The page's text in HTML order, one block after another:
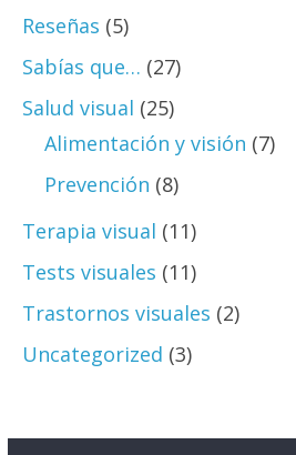
Reseñas (5)
Sabías que… (27)
Salud visual (25)
Alimentación y visión (7)
Prevención (8)
Terapia visual (11)
Tests visuales (11)
Trastornos visuales (2)
Uncategorized (3)